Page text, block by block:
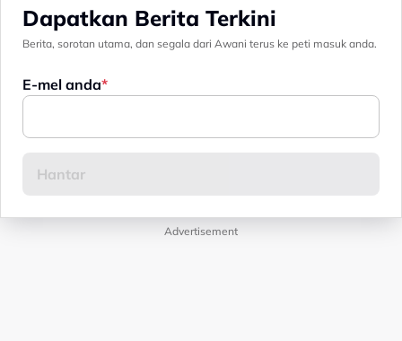
Dapatkan Berita Terkini
Berita, sorotan utama, dan segala dari Awani terus ke peti masuk anda.
E-mel anda
Advertisement